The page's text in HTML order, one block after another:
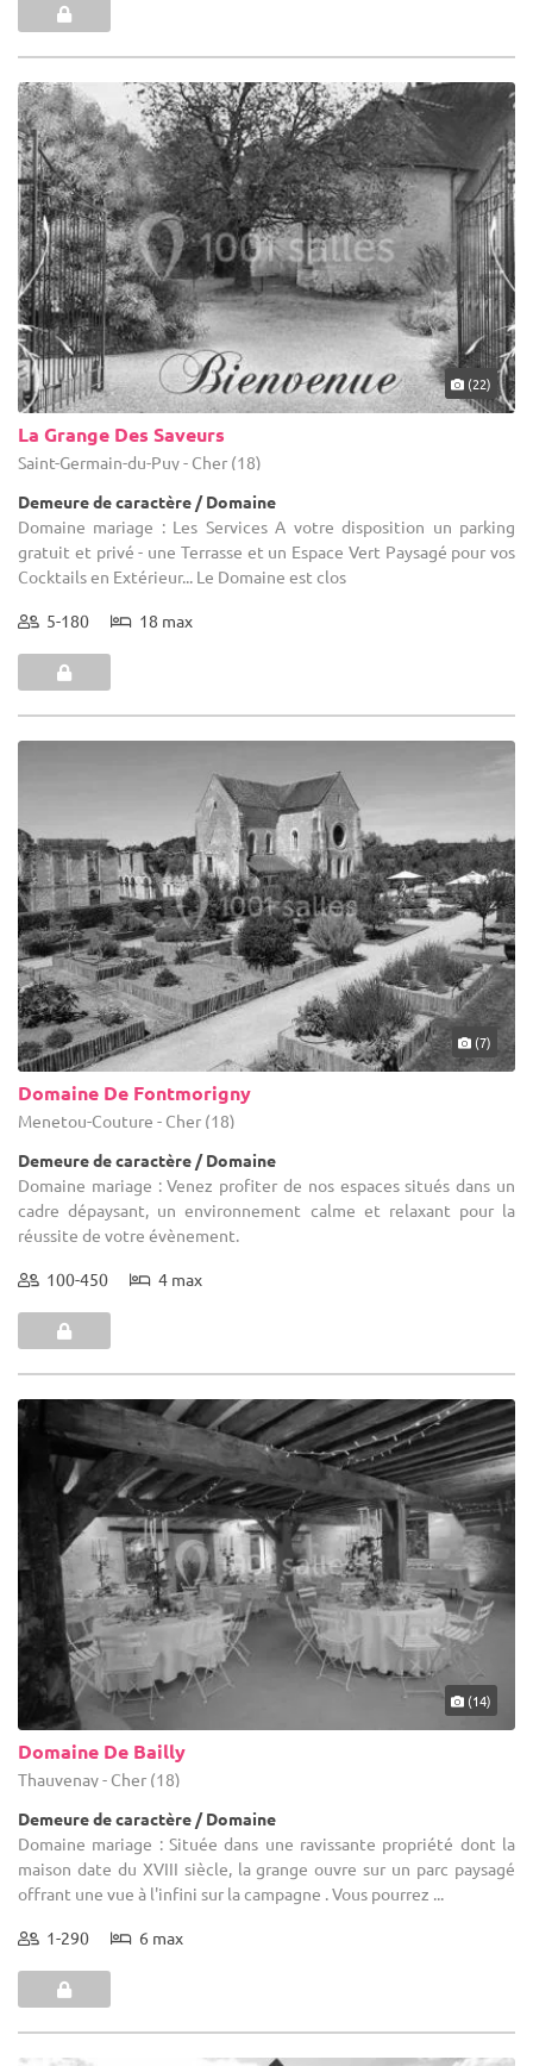
(22)
La Grange Des Saveurs
Saint-Germain-du-Puy - Cher (18)
Demeure de caractère / Domaine
Domaine mariage : Les Services A votre disposition un parking
gratuit et privé - une Terrasse et un Espace Vert Paysagé pour vos
Cocktails en Extérieur... Le Domaine est clos
5-180 18 max
(7)
Domaine De Fontmorigny
Menetou-Couture - Cher (18)
Demeure de caractère / Domaine
Domaine mariage : Venez profiter de nos espaces situés dans un
cadre dépaysant, un environnement calme et relaxant pour la
réussite de votre évènement.
100-450 4 max
(14)
Domaine De Bailly
Thauvenay - Cher (18)
Demeure de caractère / Domaine
Domaine mariage : Située dans une ravissante propriété dont la
maison date du XVIII siècle, la grange ouvre sur un parc paysagé
offrant une vue à l'infini sur la campagne . Vous pourrez ...
1-290 6 max